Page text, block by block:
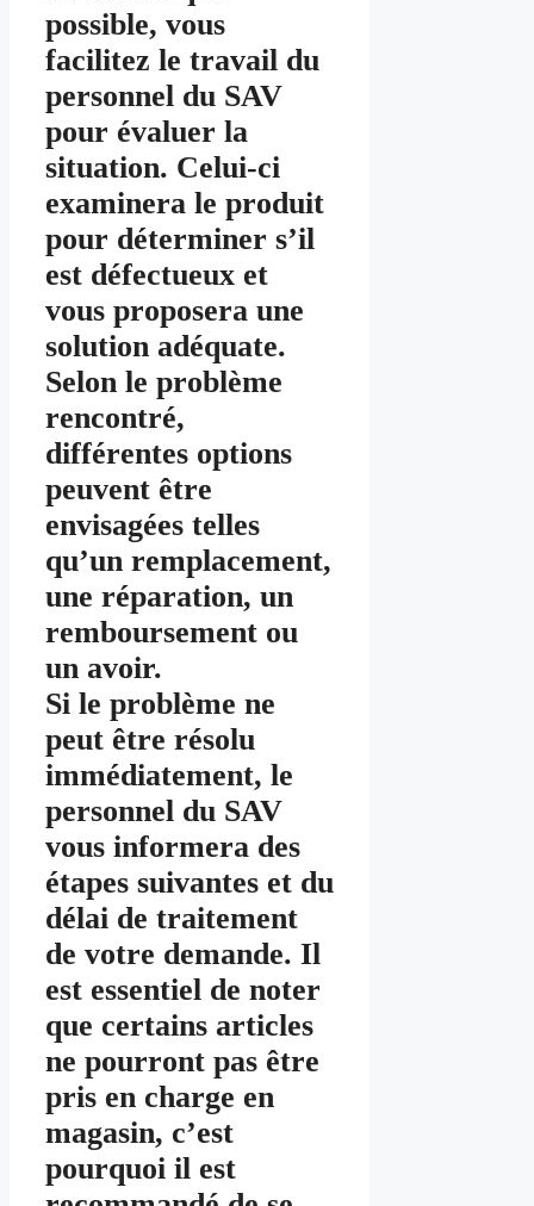
possible, vous
facilitez le travail du
personnel du SAV
pour évaluer la
situation. Celui-ci
examinera le produit
pour déterminer s’il
est défectueux et
vous proposera une
solution adéquate.
Selon le problème
rencontré,
différentes options
peuvent être
envisagées telles
qu’un remplacement,
une réparation, un
remboursement ou
un avoir.
Si le problème ne
peut être résolu
immédiatement, le
personnel du SAV
vous informera des
étapes suivantes et du
délai de traitement
de votre demande. Il
est essentiel de noter
que certains articles
ne pourront pas être
pris en charge en
magasin, c’est
pourquoi il est